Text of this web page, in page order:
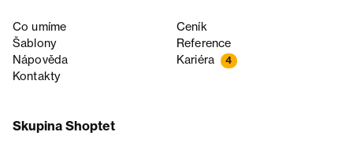
Co umíme
Ceník
Šablony
Reference
Nápověda
Kariéra 4
Kontakty
Skupina Shoptet